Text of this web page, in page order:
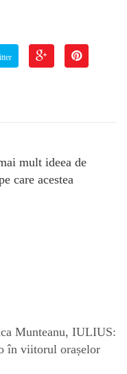
mult ideea de
care acestea
Munteanu, IULIUS:
în viitorul orașelor